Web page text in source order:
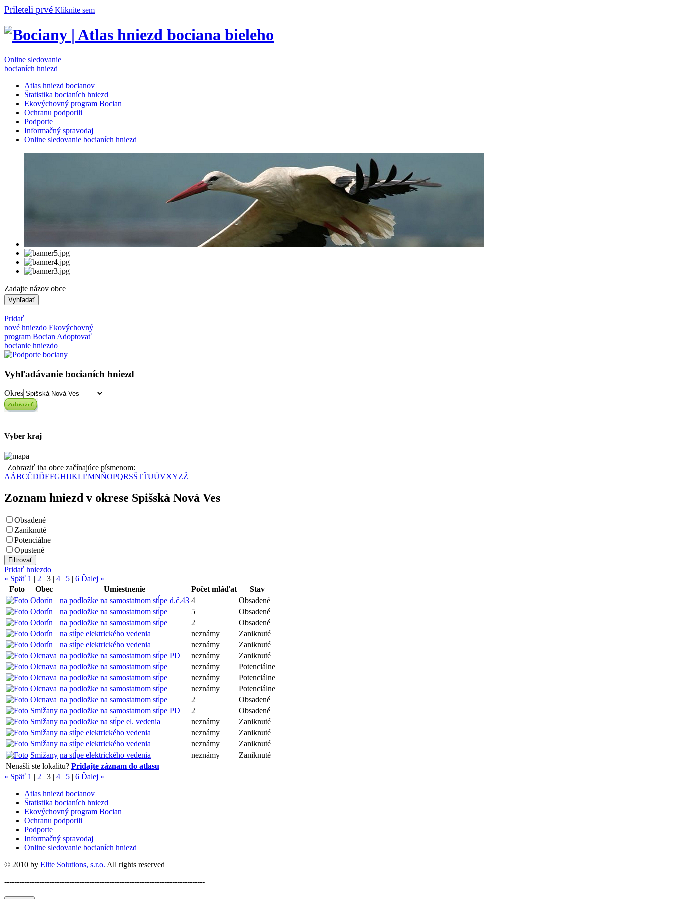
Prileteli prvé Kliknite sem
Online sledovanie
bocianích hniezd
Atlas hniezd bocianov
Štatistika bocianích hniezd
Ekovýchovný program Bocian
Ochranu podporili
Podporte
Informačný spravodaj
Online sledovanie bocianích hniezd
Zadajte názov obce
Pridať
nové hniezdo Ekovýchovný
program Bocian Adoptovať
bocianie hniezdo
Vyhľadávanie bocianích hniezd
Okres
Vyber kraj
Zobraziť iba obce začínajúce písmenom:
AÁBCČDĎEFGHIJKLĽMNŇOPQRSŠTŤUÚVXYZŽ
Zoznam hniezd v okrese Spišská Nová Ves
Obsadené
Zaniknuté
Potenciálne
Opustené
Pridať hniezdo
« Späť 1 | 2 | 3 | 4 | 5 | 6 Ďalej »
Foto
Obec Umiestnenie Počet mláďat
Stav
Odorín
na podložke na samostatnom stĺpe d.č.43 4
Obsadené
Odorín
na podložke na samostatnom stĺpe 5
Obsadené
Odorín
na podložke na samostatnom stĺpe 2
Obsadené
Odorín
na stĺpe elektrického vedenia neznámy
Zaniknuté
Odorín
na stĺpe elektrického vedenia neznámy
Zaniknuté
Olcnava na podložke na samostatnom stĺpe PD neznámy
Zaniknuté
Olcnava na podložke na samostatnom stĺpe neznámy
Potenciálne
Olcnava na podložke na samostatnom stĺpe neznámy
Potenciálne
Olcnava na podložke na samostatnom stĺpe neznámy
Potenciálne
Olcnava na podložke na samostatnom stĺpe 2
Obsadené
Smižany na podložke na samostatnom stĺpe PD 2
Obsadené
Smižany na podložke na stĺpe el. vedenia neznámy
Zaniknuté
Smižany na stĺpe elektrického vedenia neznámy
Zaniknuté
Smižany na stĺpe elektrického vedenia neznámy
Zaniknuté
Smižany na stĺpe elektrického vedenia neznámy
Zaniknuté
Nenašli ste lokalitu? Pridajte záznam do atlasu
« Späť 1 | 2 | 3 | 4 | 5 | 6 Ďalej »
Atlas hniezd bocianov
Štatistika bocianích hniezd
Ekovýchovný program Bocian
Ochranu podporili
Podporte
Informačný spravodaj
Online sledovanie bocianích hniezd
© 2010 by Elite Solutions, s.r.o. All rights reserved
--------------------------------------------------------------------------------